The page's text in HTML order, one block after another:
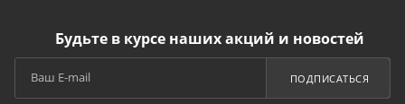
Будьте в курсе наших акций и новостей
ПОДПИСАТЬСЯ